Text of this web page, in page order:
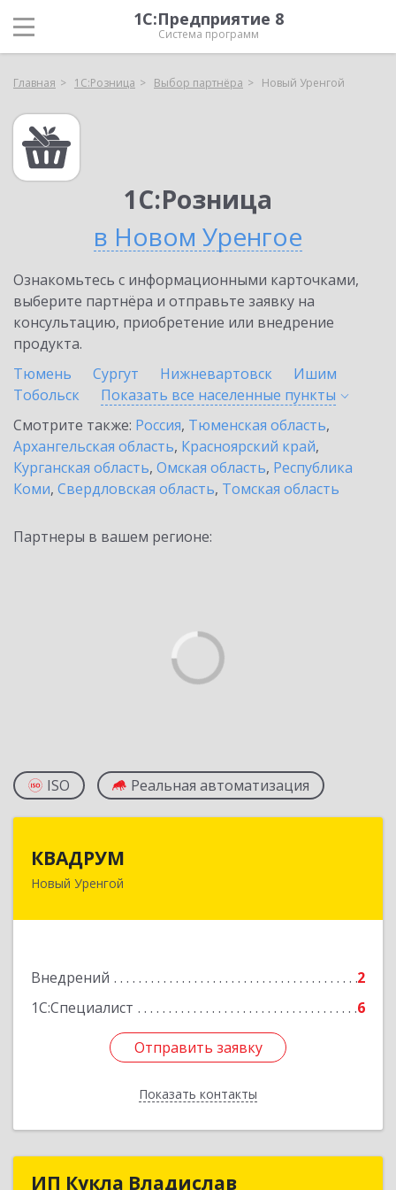
1С:Предприятие 8
Система программ
Главная 1С:Розница Выбор партнёра Новый Уренгой
1С:Розница
в Новом Уренгое
Ознакомьтесь с информационными карточками,
выберите партнёра и отправьте заявку на
консультацию, приобретение или внедрение
продукта.
Тюмень
Сургут Нижневартовск
Ишим
Тобольск
Показать все населенные пункты
Смотрите также: Россия, Тюменская область,
Архангельская область, Красноярский край,
Курганская область, Омская область, Республика
Коми, Свердловская область, Томская область
Партнеры в вашем регионе:
ISO Реальная автоматизация
КВАДРУМ
Новый Уренгой
Внедрений
2
1С:Специалист
6
Отправить заявку
Показать контакты
629309, Ямало-Ненецкий АО, Новый Уренгой г,
Отправить заявку
Назад
ИП Кукла ВладиславИП Кукла Владислав